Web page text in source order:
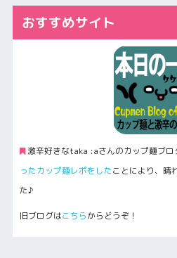
おすすめサイト
激辛好きなtaka :aさんのカップ麺ブロ
ったカップ麺レポをしたことにより、晴
た♪
旧ブログはこちらからどうぞ！